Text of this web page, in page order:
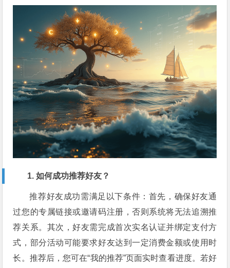
1. 如何成功推荐好友？
推荐好友成功需满足以下条件：首先，确保好友通
过您的专属链接或邀请码注册，否则系统将无法追溯推
荐关系。其次，好友需完成首次实名认证并绑定支付方
式，部分活动可能要求好友达到一定消费金额或使用时
长。推荐后，您可在“我的推荐”页面实时查看进度。若好